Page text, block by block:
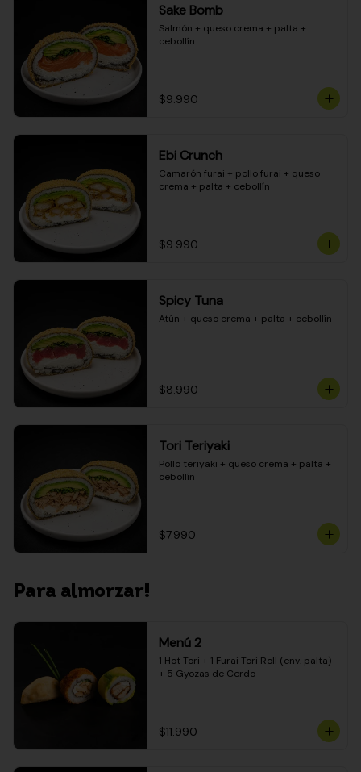
Sake Bomb
Salmón + queso crema + palta +
cebollín
$9.990
Ebi Crunch
Camarón furai + pollo furai + queso
crema + palta + cebollín
$9.990
Spicy Tuna
Atún + queso crema + palta + cebollín
$8.990
Tori Teriyaki
Pollo teriyaki + queso crema + palta +
cebollín
$7.990
Para almorzar!
Menú 2
1 Hot Tori + 1 Furai Tori Roll (env. palta)
+ 5 Gyozas de Cerdo
$11.990